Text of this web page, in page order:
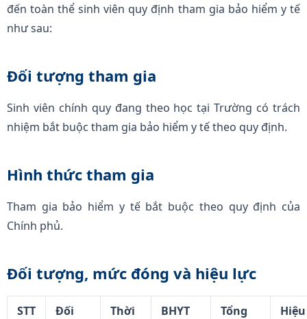
đến toàn thể sinh viên quy định tham gia bảo hiểm y tế
như sau:
Đối tượng tham gia
Sinh viên chính quy đang theo học tại Trường có trách
nhiệm bắt buộc tham gia bảo hiểm y tế theo quy định.
Hình thức tham gia
Tham gia bảo hiểm y tế bắt buộc theo quy định của
Chính phủ.
Đối tượng, mức đóng và hiệu lực
STT
Đối
Thời
BHYT
Tổng